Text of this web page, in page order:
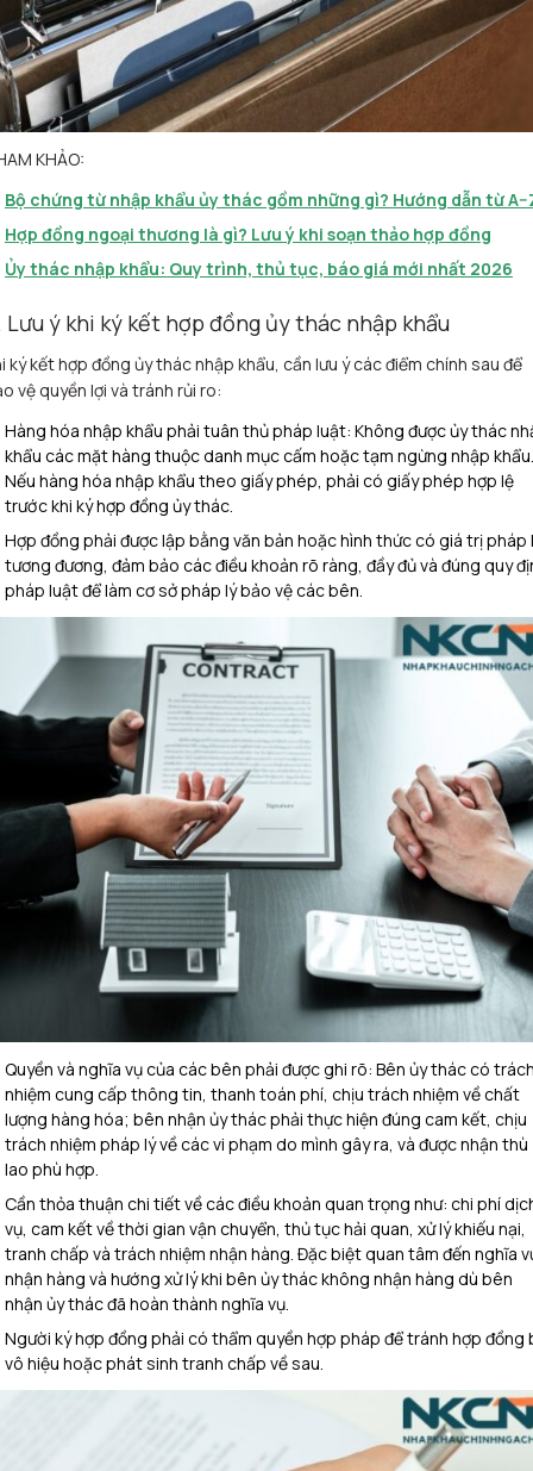
KHẢO:
Bộ chứng từ nhập khẩu ủy thác gồm những gì? Hướng dẫn từ
Hợp đồng ngoại thương là gì? Lưu ý khi soạn thảo hợp đồng
Ủy thác nhập khẩu: Quy trình, thủ tục, báo giá mới nhất 2026
Lưu ý khi ký kết hợp đồng ủy thác nhập khẩu
ký kết hợp đồng ủy thác nhập khẩu, cần lưu ý các điểm chính sau để
vệ quyền lợi và tránh rủi ro:
Hàng hóa nhập khẩu phải tuân thủ pháp luật: Không được ủy thác
khẩu các mặt hàng thuộc danh mục cấm hoặc tạm ngừng nhập khẩu.
Nếu hàng hóa nhập khẩu theo giấy phép, phải có giấy phép hợp lệ
trước khi ký hợp đồng ủy thác.
Hợp đồng phải được lập bằng văn bản hoặc hình thức có giá trị pháp
tương đương, đảm bảo các điều khoản rõ ràng, đầy đủ và đúng quy
pháp luật để làm cơ sở pháp lý bảo vệ các bên.
Quyền và nghĩa vụ của các bên phải được ghi rõ: Bên ủy thác có
nhiệm cung cấp thông tin, thanh toán phí, chịu trách nhiệm về chất
lượng hàng hóa; bên nhận ủy thác phải thực hiện đúng cam kết, chịu
trách nhiệm pháp lý về các vi phạm do mình gây ra, và được nhận thù
lao phù hợp.
Cần thỏa thuận chi tiết về các điều khoản quan trọng như: chi phí
vụ, cam kết về thời gian vận chuyển, thủ tục hải quan, xử lý khiếu nại,
tranh chấp và trách nhiệm nhận hàng. Đặc biệt quan tâm đến nghĩa
nhận hàng và hướng xử lý khi bên ủy thác không nhận hàng dù bên
nhận ủy thác đã hoàn thành nghĩa vụ.
Người ký hợp đồng phải có thẩm quyền hợp pháp để tránh hợp đồng
vô hiệu hoặc phát sinh tranh chấp về sau.